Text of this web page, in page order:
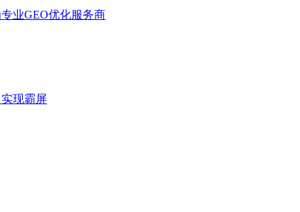
业GEO优化服务商
现霸屏